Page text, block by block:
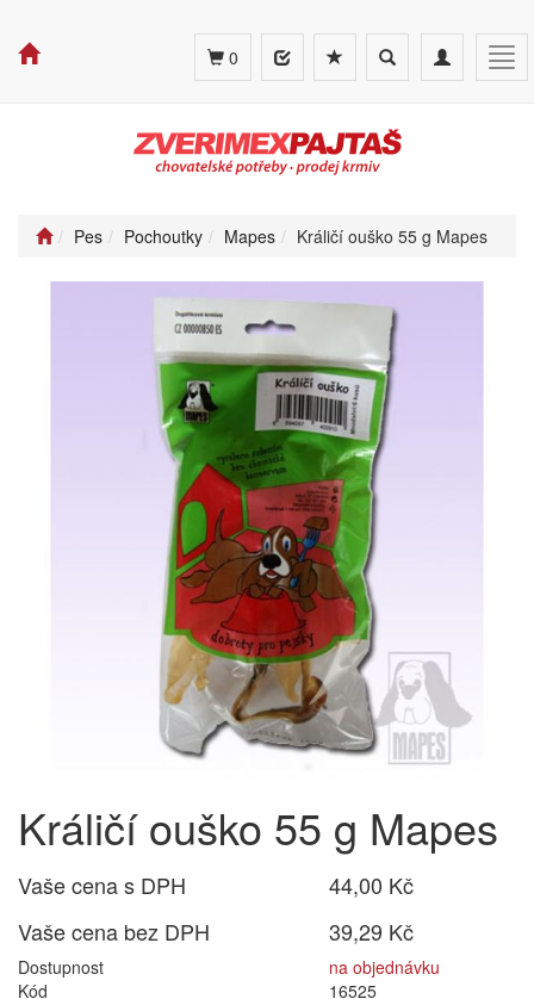
Toggle
navigation
Toggle
search
0
Pes Pochoutky Mapes Králičí ouško 55 g Mapes
Králičí ouško 55 g Mapes
Vaše cena s DPH
44,00 Kč
Vaše cena bez DPH
39,29 Kč
Dostupnost
na objednávku
Kód
16525